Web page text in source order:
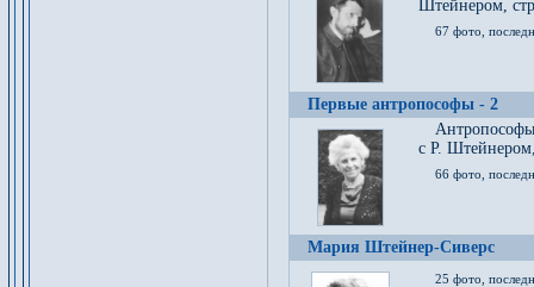
Штейнером,
67 фото,
Первые антропософы - 2
с Р.
66 фото,
Мария Штейнер-Сиверс
25 фото,